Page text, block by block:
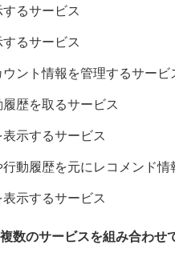
るサービス
るサービス
ント情報を管理するサービ
歴を取るサービス
示するサービス
動履歴を元にレコメンド
示するサービス
複数のサービスを組み合わせ